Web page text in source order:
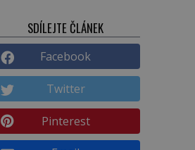
SDÍLEJTE ČLÁNEK
Facebook
Twitter
Pinterest